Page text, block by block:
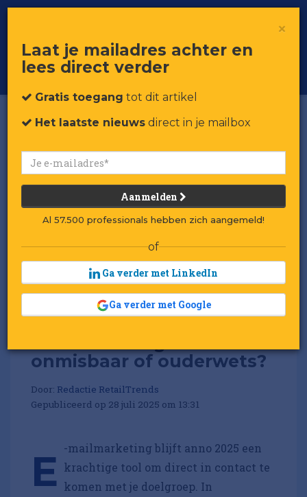
Voor professionals in retail & brands
Toggle
onmisbaar of ouderwets?
Door: Redactie RetailTrends
Gepubliceerd op 28 juli 2025 om 13:31
E -mailmarketing blijft anno 2025 een
krachtige tool om direct in contact te
komen met je doelgroep. In
×
Laat je mailadres achter en
lees direct verder
Gratis toegang tot dit artikel
Het laatste nieuws direct in je mailbox
Aanmelden
Al 57.500 professionals hebben zich aangemeld!
of
Ga verder met LinkedIn
Ga verder met Google